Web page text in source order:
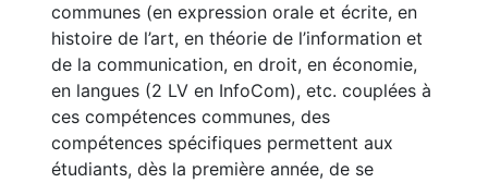
communes (en expression orale et écrite, en
histoire de l’art, en théorie de l’information et
de la communication, en droit, en économie,
en langues (2 LV en InfoCom), etc. couplées à
ces compétences communes, des
compétences spécifiques permettent aux
étudiants, dès la première année, de se